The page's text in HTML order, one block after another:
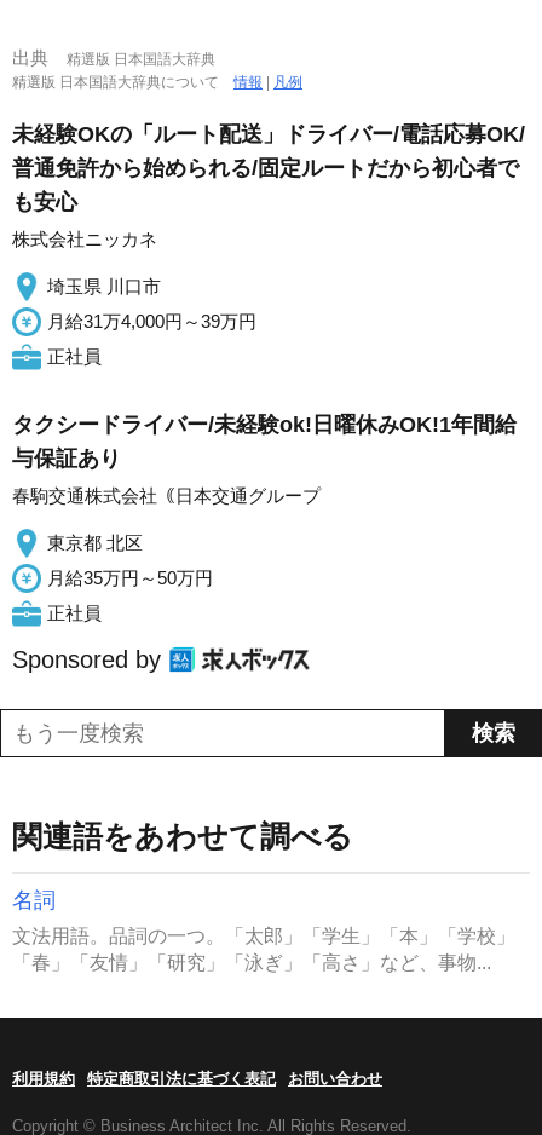
出典
精選版 日本国語大辞典
精選版 日本国語大辞典について情報 | 凡例
未経験OKの「ルート配送」ドライバー/電話応募OK/
普通免許から始められる/固定ルートだから初心者で
も安心
株式会社ニッカネ
埼玉県 川口市
月給31万4,000円～39万円
正社員
タクシードライバー/未経験ok!日曜休みOK!1年間給
与保証あり
春駒交通株式会社｟日本交通グループ
東京都 北区
月給35万円～50万円
正社員
Sponsored by
関連語をあわせて調べる
名詞
文法用語。品詞の一つ。「太郎」「学生」「本」「学校」
「春」「友情」「研究」「泳ぎ」「高さ」など、事物...
利用規約 特定商取引法に基づく表記 お問い合わせ
Copyright © Business Architect Inc. All Rights Reserved.